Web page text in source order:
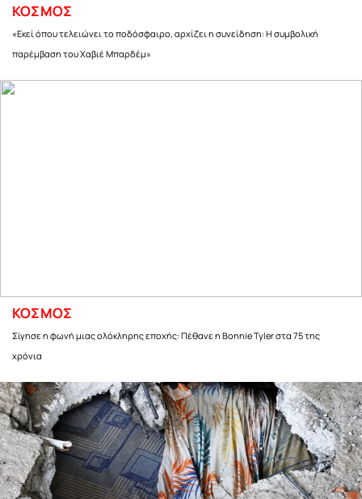
ΚΟΣΜΟΣ
«Εκεί όπου τελειώνει το ποδόσφαιρο, αρχίζει η συνείδηση: Η συμβολική
παρέμβαση του Χαβιέ Μπαρδέμ»
ΚΟΣΜΟΣ
Σίγησε η φωνή μιας ολόκληρης εποχής: Πέθανε η Bonnie Tyler στα 75 της
χρόνια